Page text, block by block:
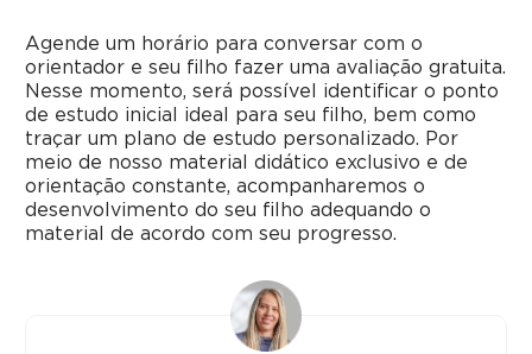
Agende um horário para conversar com o
orientador e seu filho fazer uma avaliação gratuita.
Nesse momento, será possível identificar o ponto
de estudo inicial ideal para seu filho, bem como
traçar um plano de estudo personalizado. Por
meio de nosso material didático exclusivo e de
orientação constante, acompanharemos o
desenvolvimento do seu filho adequando o
material de acordo com seu progresso.